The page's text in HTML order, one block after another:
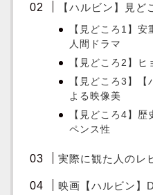
【ハルビン】見ど
【見どころ1】
人間ドラマ
【見どころ2】
【見どころ3】
よる映像美
【見どころ4】
ペンス性
実際に観た人のレ
映画【ハルビン】